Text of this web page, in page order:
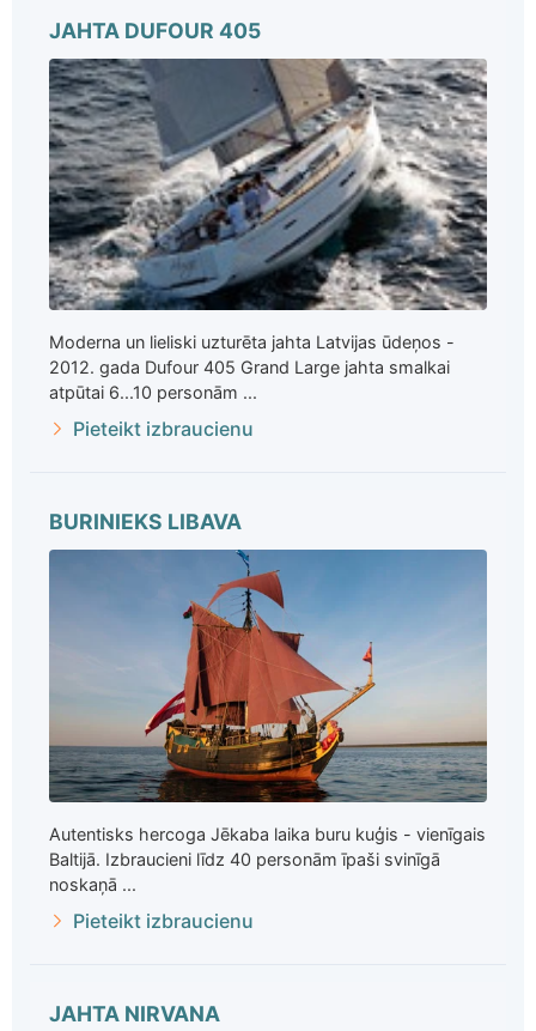
JAHTA DUFOUR 405
Moderna un lieliski uzturēta jahta Latvijas ūdeņos -
2012. gada Dufour 405 Grand Large jahta smalkai
atpūtai 6...10 personām ...
Pieteikt izbraucienu
BURINIEKS LIBAVA
Autentisks hercoga Jēkaba laika buru kuģis - vienīgais
Baltijā. Izbraucieni līdz 40 personām īpaši svinīgā
noskaņā ...
Pieteikt izbraucienu
JAHTA NIRVANA